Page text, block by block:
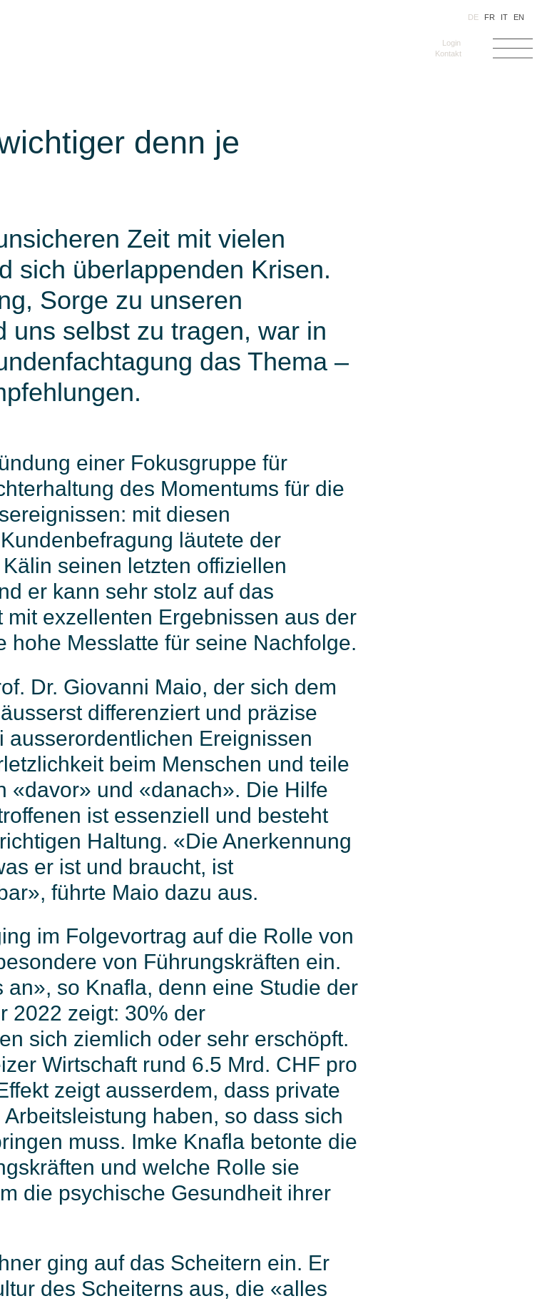
Login
Kontakt
DE FR IT EN
denn je
Zeit mit vielen
sich überlappenden Krisen.
Sorge zu unseren
uns selbst zu tragen, war in
das Thema –
einer Fokusgruppe für
des Momentums für die
mit diesen
läutete der
seinen letzten offiziellen
er kann sehr stolz auf das
mit exzellenten Ergebnissen aus der
hohe Messlatte für seine Nachfolge.
Dr. Giovanni Maio, der sich dem
differenziert und präzise
ausserordentlichen Ereignissen
beim Menschen und teile
«davor» und «danach». Die Hilfe
ist essenziell und besteht
Haltung. «Die Anerkennung
er ist und braucht, ist
führte Maio dazu aus.
im Folgevortrag auf die Rolle von
von Führungskräften ein.
an», so Knafla, denn eine Studie der
2022 zeigt: 30% der
sich ziemlich oder sehr erschöpft.
Wirtschaft rund 6.5 Mrd. CHF pro
zeigt ausserdem, dass private
haben, so dass sich
muss. Imke Knafla betonte die
und welche Rolle sie
die psychische Gesundheit ihrer
ging auf das Scheitern ein. Er
des Scheiterns aus, die «alles